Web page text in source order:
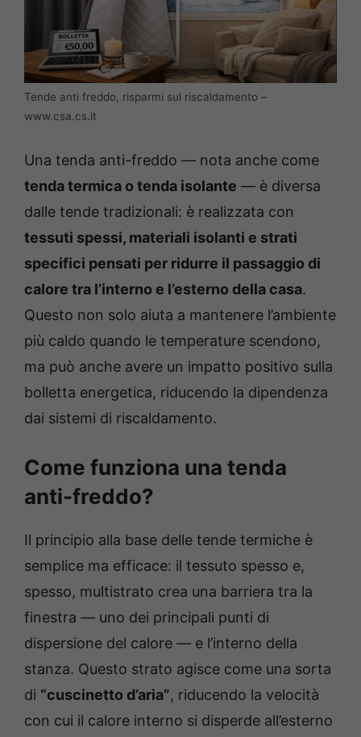
Tende anti freddo, risparmi sul riscaldamento –
www.csa.cs.it
Una tenda anti-freddo — nota anche come
tenda termica o tenda isolante — è diversa
dalle tende tradizionali: è realizzata con
tessuti spessi, materiali isolanti e strati
specifici pensati per ridurre il passaggio di
calore tra l’interno e l’esterno della casa.
Questo non solo aiuta a mantenere l’ambiente
più caldo quando le temperature scendono,
ma può anche avere un impatto positivo sulla
bolletta energetica, riducendo la dipendenza
dai sistemi di riscaldamento.
Come funziona una tenda
anti-freddo?
Il principio alla base delle tende termiche è
semplice ma efficace: il tessuto spesso e,
spesso, multistrato crea una barriera tra la
finestra — uno dei principali punti di
dispersione del calore — e l’interno della
stanza. Questo strato agisce come una sorta
di “cuscinetto d’aria”, riducendo la velocità
con cui il calore interno si disperde all’esterno